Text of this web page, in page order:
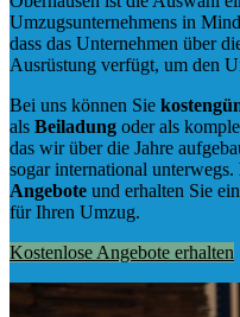
Umzugsunternehmens in
dass das Unternehmen über
Ausrüstung verfügt, um den
Bei uns können Sie
als Beiladung oder als
das wir über die Jahre
sogar international unterwegs.
Angebote und erhalten Sie
für Ihren Umzug.
Kostenlose Angebote erhalten